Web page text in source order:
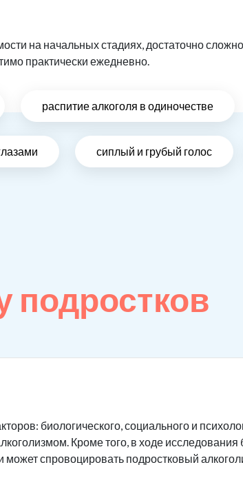
на начальных стадиях, достаточно
практически ежедневно.
распитие алкоголя в одиночестве
сиплый и грубый голос
подростков
биологического, социального и
Кроме того, в ходе
спровоцировать подростковый